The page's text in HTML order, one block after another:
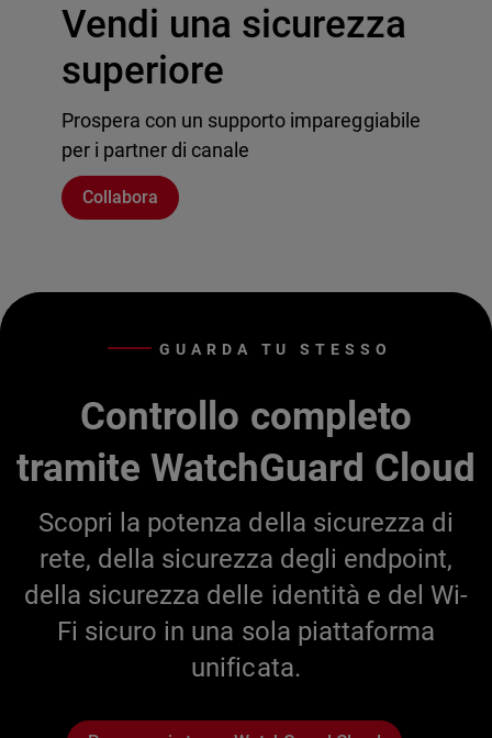
Vendi una sicurezza
superiore
Prospera con un supporto impareggiabile
per i partner di canale
Collabora
GUARDA TU STESSO
Controllo completo
tramite WatchGuard Cloud
Scopri la potenza della sicurezza di
rete, della sicurezza degli endpoint,
della sicurezza delle identità e del Wi-
Fi sicuro in una sola piattaforma
unificata.